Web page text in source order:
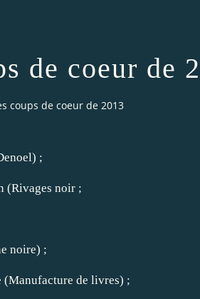
de coeur de
coups de coeur de 2013
;
(Rivages noir ;
noire) ;
(Manufacture de livres) ;